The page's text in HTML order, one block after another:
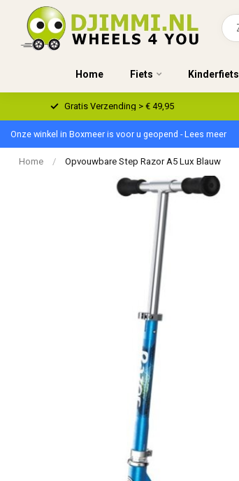
Home Fiets Kinderfiets
Gratis Verzending > € 49,95
Onze winkel in Boxmeer is voor u geopend - Lees meer
Home / Opvouwbare Step Razor A5 Lux Blauw